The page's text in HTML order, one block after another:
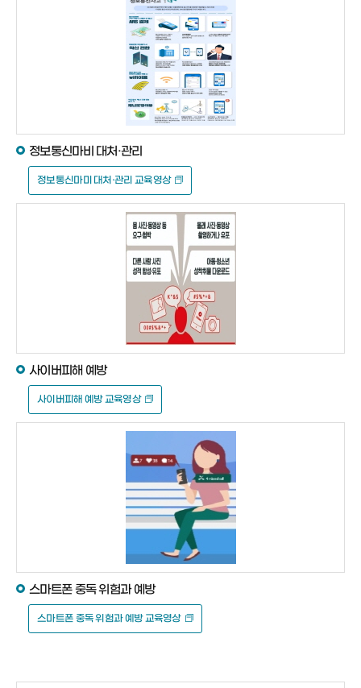
정보통신마비 대처·관리
정보통신마미 대처·관리 교육영상
사이버피해 예방
사이버피해 예방 교육영상
스마트폰 중독 위험과 예방
스마트폰 중독 위험과 예방 교육영상